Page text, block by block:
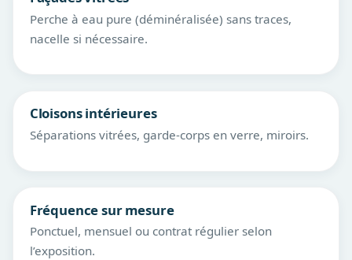
Perche à eau pure (déminéralisée) sans traces,
nacelle si nécessaire.
Cloisons intérieures
Séparations vitrées, garde-corps en verre, miroirs.
Fréquence sur mesure
Ponctuel, mensuel ou contrat régulier selon
l’exposition.